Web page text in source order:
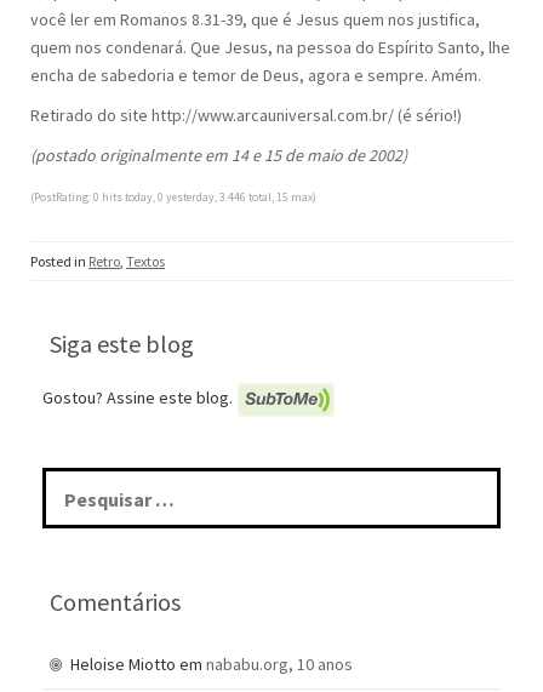
você ler em Romanos 8.31-39, que é Jesus quem nos justifica,
quem nos condenará. Que Jesus, na pessoa do Espírito Santo, lhe
encha de sabedoria e temor de Deus, agora e sempre. Amém.
Retirado do site http://www.arcauniversal.com.br/ (é sério!)
(postado originalmente em 14 e 15 de maio de 2002)
(PostRating: 0 hits today, 0 yesterday, 3.446 total, 15 max)
Posted in Retro, Textos
Siga este blog
Gostou? Assine este blog.
Pesquisar
por:
Comentários
Heloise Miotto em nababu.org, 10 anos